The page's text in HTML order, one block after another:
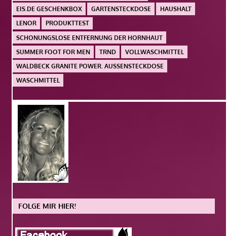
EIS.DE GESCHENKBOX GARTENSTECKDOSE
HAUSHALT
LENOR
PRODUKTTEST
SCHONUNGSLOSE ENTFERNUNG DER HORNHAUT
SUMMER FOOT FOR MEN
TRND
VOLLWASCHMITTEL
WALDBECK GRANITE POWER. AUSSENSTECKDOSE
WASCHMITTEL
FOLGE MIR HIER!